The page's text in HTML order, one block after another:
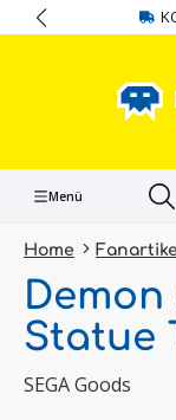
springen
Menü
Home
Demon
Statue
SEGA Goods